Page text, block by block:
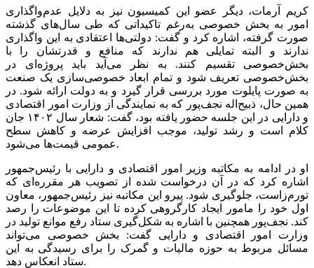
کریم آرمات، دیگر عضو این کمیسیون نیز به دلایل عدم‌واگذاری
امور به بخش خصوصی به‌رغم تاکیداتی که طی سال‌های گذشته
صورت گرفته، اشاره کرد و گفت: دولتی‌‌‌ها اعتقادی به این واگذاری
ندارند و البته تمایلی هم ندارند که منافع و قدرتشان را با
بخش‌‌‌خصوصی تقسیم کنند. به نظر می‌‌‌آید باید پروژه‌‌‌ای در
بخش‌‌‌خصوصی تعریف شود و تمام ابعاد خصوصی‌‌‌سازی یک صنعت
به صورت پایلوت مورد بررسی قرار گیرد و به دولت ارائه شود. در
همین حال، ذبیح‌‌‌اله نجف‌‌‌پور که به نمایندگی از وزارت امور اقتصادی
و دارایی در این جلسه حضور یافته بود، گفت: شعار سال ۱۴۰۲ جان
کلام است و رشد تولید، موجب افزایش عرضه و کاهش سطح
عمومی قیمت‌ها می‌شود.
او در ادامه به مکاتبه وزیر امور اقتصادی و دارایی با رئیس‌‌‌جمهور
اشاره کرد که در آن درخواست شده از تصویب هر مقرره‌ای که
تورم‌‌‌زاست، جلوگیری شود. پیرو این مکاتبه نیز رئیس‌‌‌جمهور، معاون
اول خود را مامور ایجاد کارگروهی کرده تا این موضوعات را رصد
کند. نجف‌‌‌پور همچنین با اشاره به شکل‌‌‌گیری ستاد رفع موانع تولید در
وزارت امور اقتصادی و دارایی گفت: بخش خصوصی می‌‌‌تواند
مسائل مربوط به حوزه مالیات و گمرک را برای رسیدگی به این
ستاد انعکاس دهد.